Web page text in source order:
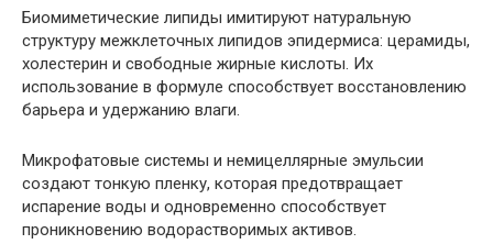
Биомиметические липиды имитируют натуральную
структуру межклеточных липидов эпидермиса: церамиды,
холестерин и свободные жирные кислоты. Их
использование в формуле способствует восстановлению
барьера и удержанию влаги.
Микрофатовые системы и немицеллярные эмульсии
создают тонкую пленку, которая предотвращает
испарение воды и одновременно способствует
проникновению водорастворимых активов.